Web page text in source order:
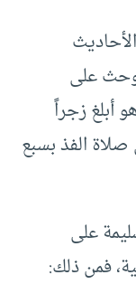
على
أبلغ زجراً
الفذ بسبع
على
فمن ذلك: